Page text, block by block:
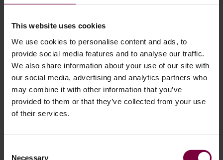
This website uses cookies
We use cookies to personalise content and ads, to
provide social media features and to analyse our traffic.
We also share information about your use of our site with
our social media, advertising and analytics partners who
may combine it with other information that you’ve
provided to them or that they’ve collected from your use
of their services.
Necessary
udstyr til professionel fælgereparation
Mobil fælgreparation er en af de hurtigst voksende
muligheder i bilservicebranchen. Kunderne vil have hurtig,
bekvem og professionel service uden den nedetid, der er
forbundet med at sende fælgene til et eksternt værksted.
For iværksættere og værksteder, der ønsker at udvide, giver
en mobil opsætning lave omkostninger, stor efterspørgsel
...
Mere